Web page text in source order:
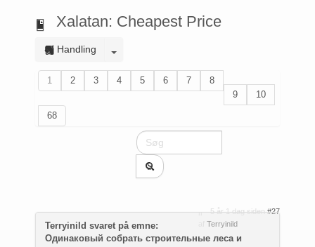
Xalatan: Cheapest Price
Handling
1 2 3 4 5 6 7
8
9
10
68
5 år 1 dag siden #27
Terryinild
Terryinild svaret på emne:
Одинаковый собрать строительные леса и